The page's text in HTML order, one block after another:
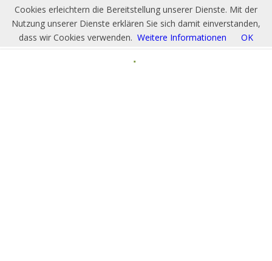
Cookies erleichtern die Bereitstellung unserer Dienste. Mit der
Nutzung unserer Dienste erklären Sie sich damit einverstanden,
dass wir Cookies verwenden. Weitere Informationen OK